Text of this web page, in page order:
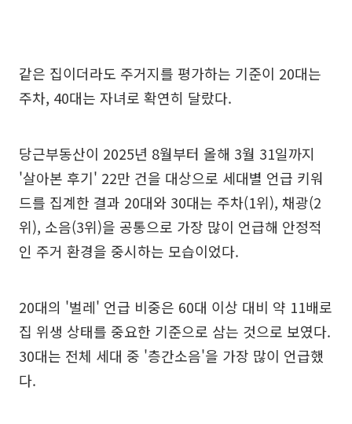
같은 집이더라도 주거지를 평가하는 기준이 20대는
주차, 40대는 자녀로 확연히 달랐다.
당근부동산이 2025년 8월부터 올해 3월 31일까지
'살아본 후기' 22만 건을 대상으로 세대별 언급 키워
드를 집계한 결과 20대와 30대는 주차(1위), 채광(2
위), 소음(3위)을 공통으로 가장 많이 언급해 안정적
인 주거 환경을 중시하는 모습이었다.
20대의 '벌레' 언급 비중은 60대 이상 대비 약 11배로
집 위생 상태를 중요한 기준으로 삼는 것으로 보였다.
30대는 전체 세대 중 '층간소음'을 가장 많이 언급했
다.